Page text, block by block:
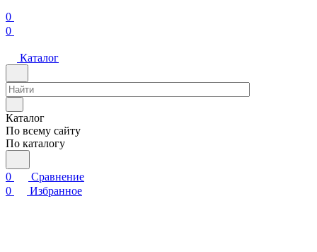
0
0
Каталог
Каталог
По всему сайту
По каталогу
0
Сравнение
0
Избранное